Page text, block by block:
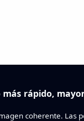
rápido,
coherente. Las